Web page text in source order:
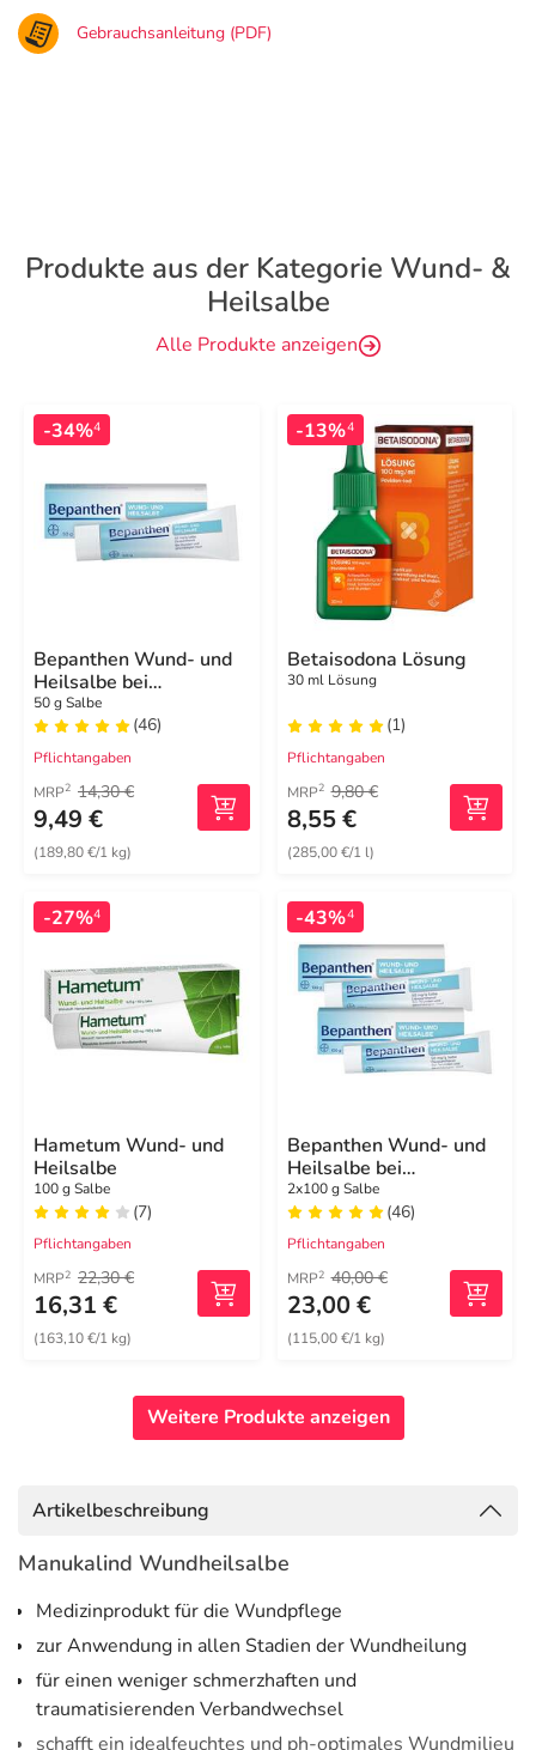
Gebrauchsanleitung (PDF)
Produkte aus der Kategorie Wund- &
Heilsalbe
Alle Produkte anzeigen
-34%4
Bepanthen Wund- und
Heilsalbe bei
oberflächlichen
Hautverletzungen
50 g Salbe
(46)
Pflichtangaben
MRP2 14,30 €
9,49 €
(189,80 €/1 kg)
-13%4
Betaisodona Lösung
30 ml Lösung
(1)
Pflichtangaben
MRP2 9,80 €
8,55 €
(285,00 €/1 l)
-27%4
Hametum Wund- und
Heilsalbe
100 g Salbe
(7)
Pflichtangaben
MRP2 22,30 €
16,31 €
(163,10 €/1 kg)
-43%4
Bepanthen Wund- und
Heilsalbe bei
oberflächlichen
Hautverletzungen
2x100 g Salbe
(46)
Pflichtangaben
MRP2 40,00 €
23,00 €
(115,00 €/1 kg)
Weitere Produkte anzeigen
Artikelbeschreibung
Manukalind Wundheilsalbe
Medizinprodukt für die Wundpflege
zur Anwendung in allen Stadien der Wundheilung
für einen weniger schmerzhaften und
traumatisierenden Verbandwechsel
schafft ein idealfeuchtes und ph-optimales Wundmilieu